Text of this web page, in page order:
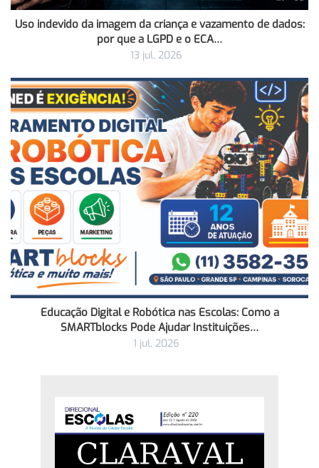
Uso indevido da imagem da criança e vazamento de dados:
por que a LGPD e o ECA…
13 jul, 2026
Educação Digital e Robótica nas Escolas: Como a
SMARTblocks Pode Ajudar Instituições…
1 jul, 2026